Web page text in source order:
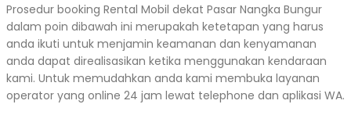
Prosedur booking Rental Mobil dekat Pasar Nangka Bungur
dalam poin dibawah ini merupakah ketetapan yang harus
anda ikuti untuk menjamin keamanan dan kenyamanan
anda dapat direalisasikan ketika menggunakan kendaraan
kami. Untuk memudahkan anda kami membuka layanan
operator yang online 24 jam lewat telephone dan aplikasi WA.